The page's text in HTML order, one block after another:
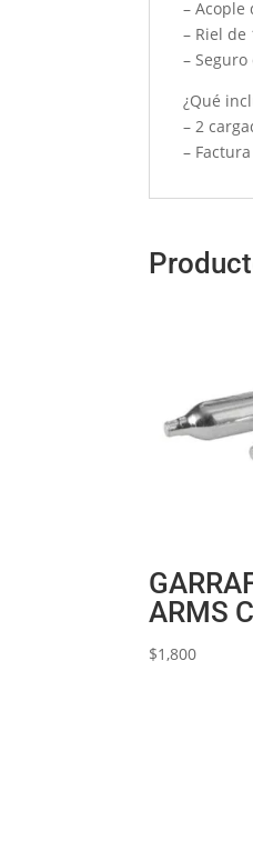
– Acople
– Riel
–
¿Qué
– 2
–
ARMS
$1,800